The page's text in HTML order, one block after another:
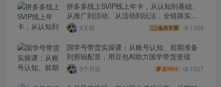
拼多多线上SVIP线上年卡，从认知到基础、
从推广到活动、从活动到玩法，全链路实战
(260730)
9天前 会员专属 1325
国学号带货实操课：从账号认知、前期准备
到剪辑配音，用豆包AI助力国学带货变现
3个月前 盟币9.9 1027